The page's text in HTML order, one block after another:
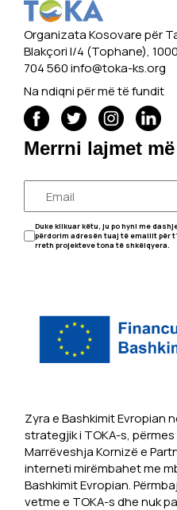
Organizata Kosovare për
Blakçori I/4 (Tophane),
704 560info@toka-ks.org
Na ndiqni për më të fundit
Merrni lajmet
Duke klikuar këtu, ju po hyni me
përdorim adresën tuaj të emailit për
rreth projekteve tona të shkëlqyera.
Zyra e Bashkimit Evropian
strategjik i TOKA-s,
Marrëveshja Kornizë e
interneti mirëmbahet me
Bashkimit Evropian.
vetme e TOKA-s dhe nuk